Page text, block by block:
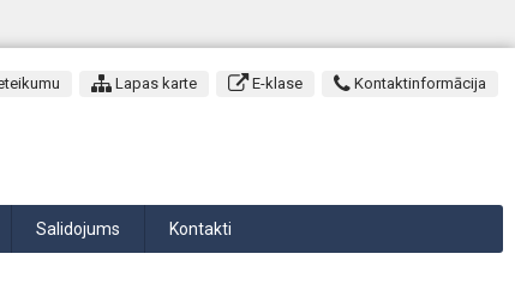
Lapas karte E-klase Kontaktinformācija
Salidojums Kontakti